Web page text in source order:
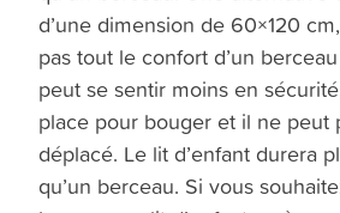
d’une dimension de 60×120
pas tout le confort d’un
peut se sentir moins en
place pour bouger et il ne peut
déplacé. Le lit d’enfant durera
qu’un berceau. Si vous